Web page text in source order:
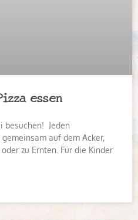
essen
besuchen! Jeden
auf dem Acker,
zu Ernten. Für die Kinder